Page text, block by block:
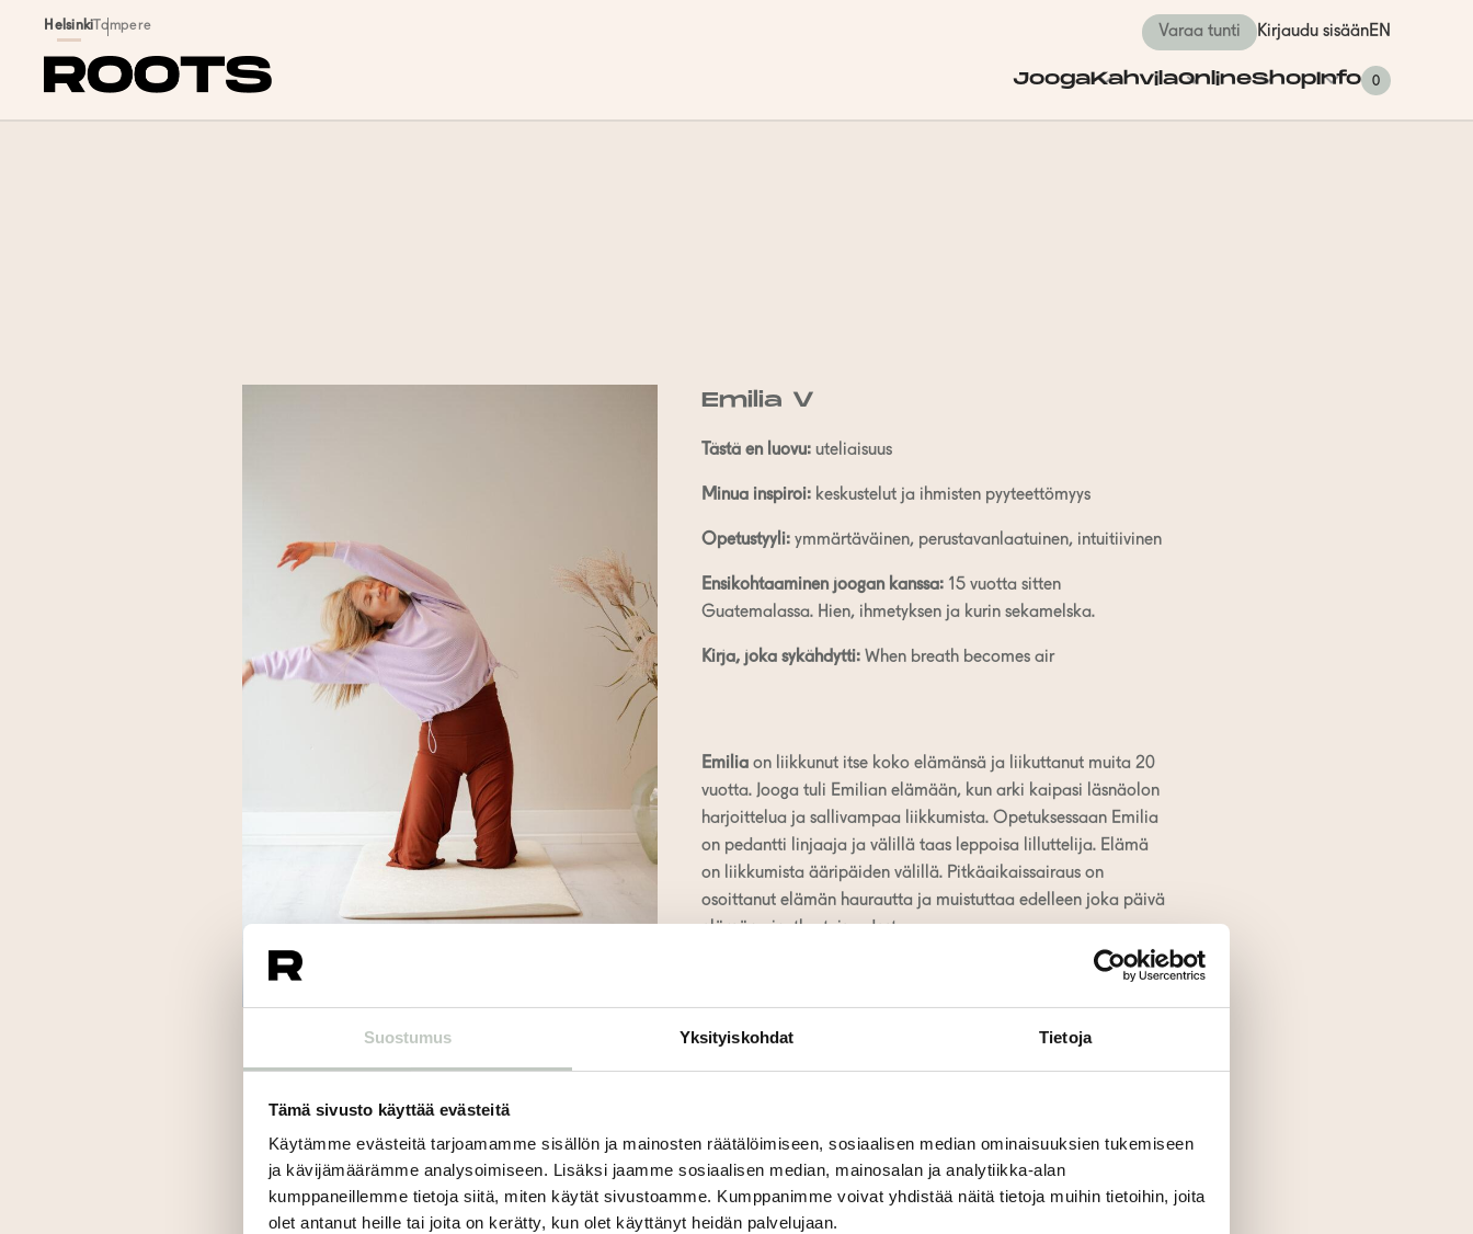
Suostumus Yksityiskohdat Tietoja
Tämä sivusto käyttää evästeitä
Käytämme evästeitä tarjoamamme sisällön ja mainosten räätälöimiseen, sosiaalisen median ominaisuuksien tukemiseen
ja kävijämäärämme analysoimiseen. Lisäksi jaamme sosiaalisen median, mainosalan ja analytiikka-alan
kumppaneillemme tietoja siitä, miten käytät sivustoamme. Kumppanimme voivat yhdistää näitä tietoja muihin tietoihin, joita
olet antanut heille tai joita on kerätty, kun olet käyttänyt heidän palvelujaan.
Siirry sisältöön
HelsinkiTampere Varaa tunti Kirjaudu sisäänEN
JoogaKahvilaOnlineShopInfo 0
Emilia V
Tästä en luovu: uteliaisuus
Minua inspiroi: keskustelut ja ihmisten pyyteettömyys
Opetustyyli: ymmärtäväinen, perustavanlaatuinen, intuitiivinen
Ensikohtaaminen joogan kanssa: 15 vuotta sitten
Guatemalassa. Hien, ihmetyksen ja kurin sekamelska.
Kirja, joka sykähdytti: When breath becomes air
Emilia on liikkunut itse koko elämänsä ja liikuttanut muita 20
vuotta. Jooga tuli Emilian elämään, kun arki kaipasi läsnäolon
harjoittelua ja sallivampaa liikkumista. Opetuksessaan Emilia
on pedantti linjaaja ja välillä taas leppoisa lilluttelija. Elämä
on liikkumista ääripäiden välillä. Pitkäaikaissairaus on
osoittanut elämän haurautta ja muistuttaa edelleen joka päivä
elämän ainutlaatuisuudesta.
Emilia on Roots Helsingin perustaja ja tekee kaikkensa
Rakastaa ihmisiä, elämää ja harvoin suunnittelee seuraavia
Emilia V. opettaa Rootsissa suomeksi.